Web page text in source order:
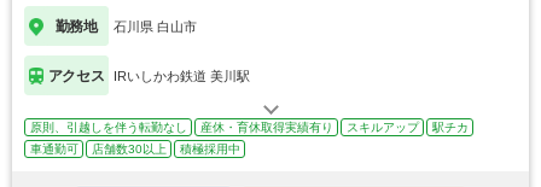
勤務地 石川県 白山市
アクセス IRいしかわ鉄道 美川駅
原則、引越しを伴う転勤なし 産休・育休取得実績有り スキルアップ
駅チカ
車通勤可
店舗数30以上 積極採用中